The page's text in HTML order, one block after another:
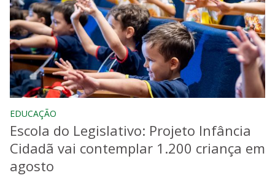
EDUCAÇÃO
Escola do Legislativo: Projeto Infância
Cidadã vai contemplar 1.200 criança em
agosto